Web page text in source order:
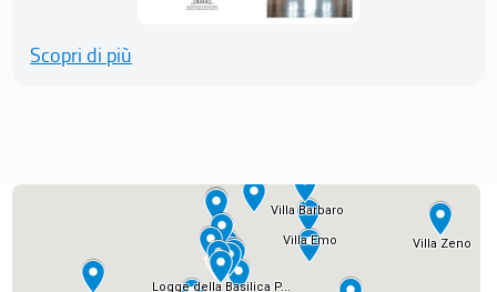
Scopri di più